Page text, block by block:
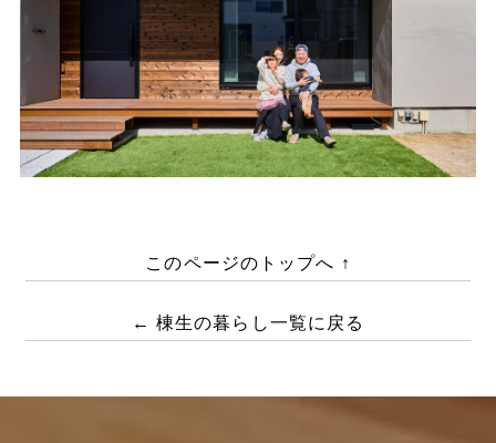
このページのトップへ ↑
← 棟生の暮らし一覧に戻る